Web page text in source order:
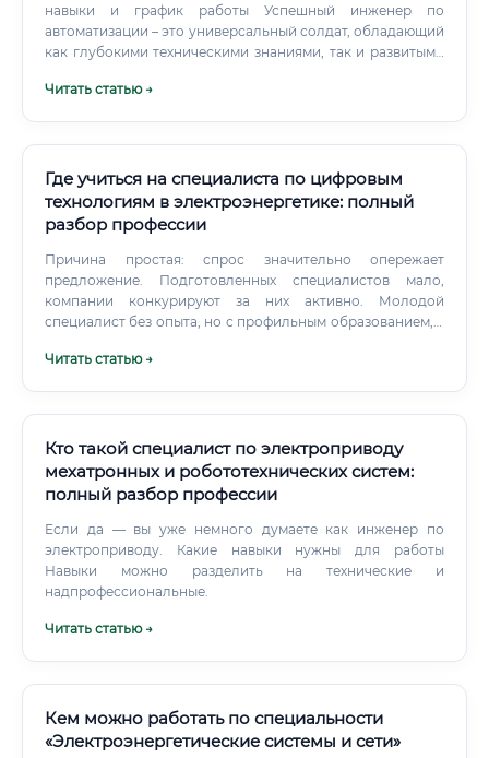
навыки и график работы Успешный инженер по
автоматизации – это универсальный солдат, обладающий
как глубокими техническими знаниями, так и развитыми
Skills) График работы В офисе/на производстве: Чаще
Читать статью →
Где учиться на специалиста по цифровым
технологиям в электроэнергетике: полный
разбор профессии
Причина простая: спрос значительно опережает
предложение. Подготовленных специалистов мало,
компании конкурируют за них активно. Молодой
специалист без опыта, но с профильным образованием, в
рублей на старте.
Читать статью →
Кто такой специалист по электроприводу
мехатронных и робототехнических систем:
полный разбор профессии
Если да — вы уже немного думаете как инженер по
электроприводу. Какие навыки нужны для работы
Навыки можно разделить на технические и
надпрофессиональные.
Читать статью →
Кем можно работать по специальности
«Электроэнергетические системы и сети»